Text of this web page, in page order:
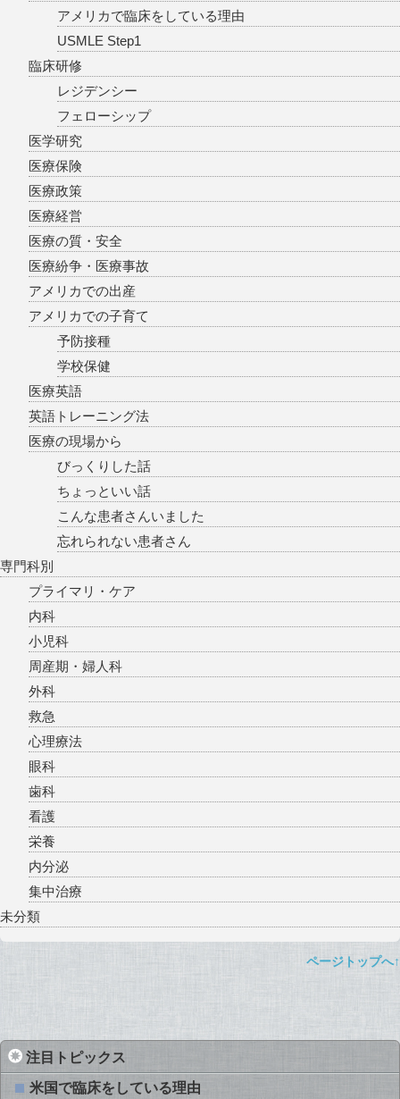
アメリカで臨床をしている理由
USMLE Step1
臨床研修
レジデンシー
フェローシップ
医学研究
医療保険
医療政策
医療経営
医療の質・安全
医療紛争・医療事故
アメリカでの出産
アメリカでの子育て
予防接種
学校保健
医療英語
英語トレーニング法
医療の現場から
びっくりした話
ちょっといい話
こんな患者さんいました
忘れられない患者さん
専門科別
プライマリ・ケア
内科
小児科
周産期・婦人科
外科
救急
心理療法
眼科
歯科
看護
栄養
内分泌
集中治療
未分類
ページトップへ↑
注目トピックス
米国で臨床をしている理由